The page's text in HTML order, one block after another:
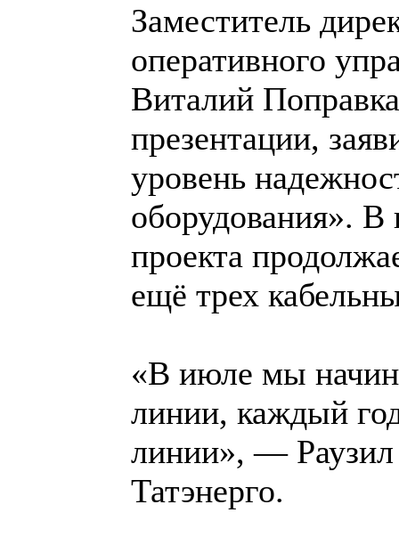
Заместитель
оперативного
Виталий
презентации,
уровень
оборудования». В
проекта
ещё трех
«В июле мы
линии, каждый
линии», — Раузил
Татэнерго.